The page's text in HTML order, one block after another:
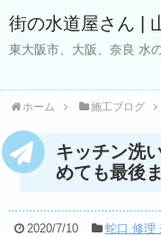
街の水道屋さん |
東大阪市、大阪、奈良 水
ホーム 施工ブログ
キッチン洗
めても最後
2020/7/10 蛇口 修理